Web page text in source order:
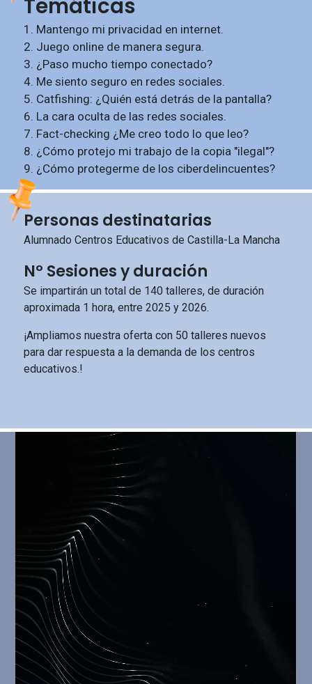
Temáticas
1. Mantengo mi privacidad en internet.
2. Juego online de manera segura.
3. ¿Paso mucho tiempo conectado?
4. Me siento seguro en redes sociales.
5. Catfishing: ¿Quién está detrás de la pantalla?
6. La cara oculta de las redes sociales.
7. Fact-checking ¿Me creo todo lo que leo?
8. ¿Cómo protejo mi trabajo de la copia "ilegal"?
9. ¿Cómo protegerme de los ciberdelincuentes?
Personas destinatarias
Alumnado Centros Educativos de Castilla-La Mancha
Nº Sesiones y duración
Se impartirán un total de 140 talleres, de duración
aproximada 1 hora, entre 2025 y 2026.
¡Ampliamos nuestra oferta con 50 talleres nuevos
para dar respuesta a la demanda de los centros
educativos.!